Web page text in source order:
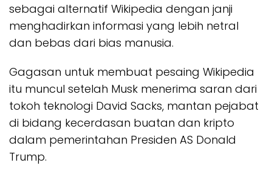
sebagai alternatif Wikipedia dengan janji
menghadirkan informasi yang lebih netral
dan bebas dari bias manusia.
Gagasan untuk membuat pesaing Wikipedia
itu muncul setelah Musk menerima saran dari
tokoh teknologi David Sacks, mantan pejabat
di bidang kecerdasan buatan dan kripto
dalam pemerintahan Presiden AS Donald
Trump.